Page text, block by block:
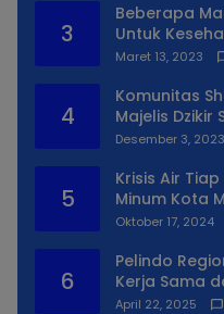
3
Beberapa
Untuk
Maret 13, 2023
4
Komunitas
Majelis Dzikir
Desember 3, 2023
5
Krisis Air
Minum Kota
Untuk
Oktober 17, 2024
6
Pelindo
Kerja Sama
Praktek
April 22, 2025